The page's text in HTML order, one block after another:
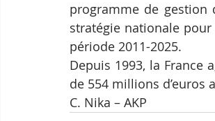
programme de gestion
stratégie nationale
période 2011-2025.
Depuis 1993, la France
de 554 millions d’euros
C. Nika – AKP